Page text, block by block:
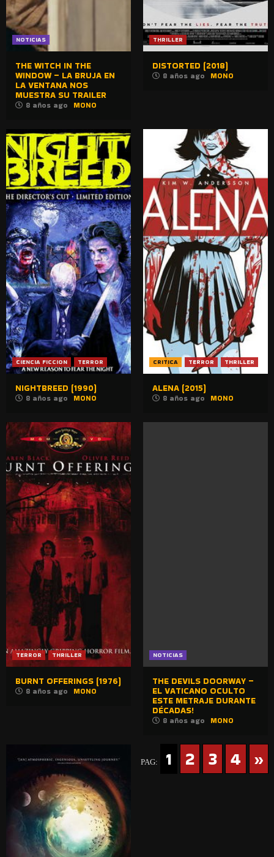
NOTICIAS
THE WITCH IN THE
WINDOW – LA BRUJA EN
LA VENTANA NOS
MUESTRA SU TRAILER
8 años ago MONO
THRILLER
DISTORTED (2018)
8 años ago MONO
CIENCIA FICCION TERROR
NIGHTBREED (1990)
8 años ago MONO
CRITICA TERROR THRILLER
ALENA (2015)
8 años ago MONO
TERROR THRILLER
BURNT OFFERINGS (1976)
8 años ago MONO
NOTICIAS
THE DEVILS DOORWAY –
EL VATICANO OCULTO
ESTE METRAJE DURANTE
DÉCADAS!
8 años ago MONO
PAG: 1 2 3 4 »